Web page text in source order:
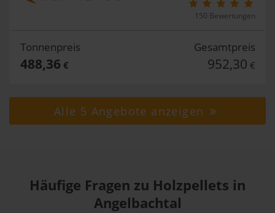
150 Bewertungen
Tonnenpreis
488,36 €
Gesamtpreis
952,30 €
Alle 5 Angebote anzeigen
Häufige Fragen zu Holzpellets in
Angelbachtal